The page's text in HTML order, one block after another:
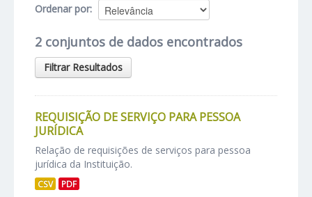
Ordenar por
2 conjuntos de dados encontrados
Filtrar Resultados
REQUISIÇÃO DE SERVIÇO PARA PESSOA
JURÍDICA
Relação de requisições de serviços para pessoa
jurídica da Instituição.
CSV PDF